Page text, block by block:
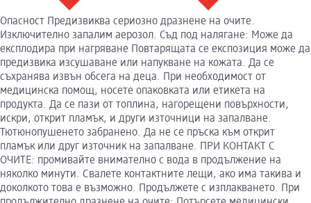
Опасност Предизвиква сериозно дразнене на очите.
Изключително запалим аерозол. Съд под налягане: Може да
експлодира при нагряване Повтарящата се експозиция може да
предизвика изсушаване или напукване на кожата. Да се
съхранява извън обсега на деца. При необходимост от
медицинска помощ, носете опаковката или етикета на
продукта. Да се пази от топлина, нагорещени повърхности,
искри, открит пламък, и други източници на запалване.
Тютюнопушенето забранено. Да не се пръска към открит
пламък или друг източник на запалване. ПРИ КОНТАКТ С
ОЧИТЕ: промивайте внимателно с вода в продължение на
няколко минути. Свалете контактните лещи, ако има такива и
доколкото това е възможно. Продължете с изплакването. При